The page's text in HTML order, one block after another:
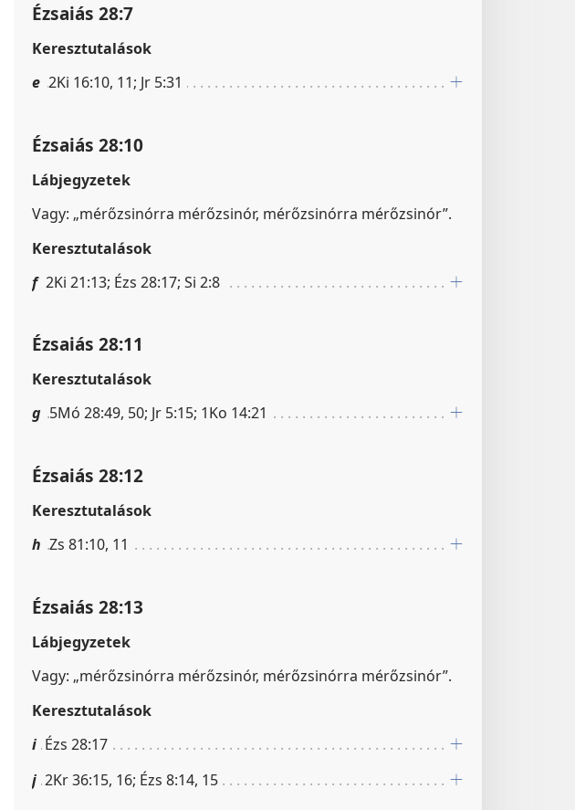
Ézsaiás 28:7
Keresztutalások
e 2Ki 16:10, 11; Jr 5:31
Ézsaiás 28:10
Lábjegyzetek
Vagy: „mérőzsinórra mérőzsinór, mérőzsinórra mérőzsinór”.
Keresztutalások
f 2Ki 21:13; Ézs 28:17; Si 2:8
Ézsaiás 28:11
Keresztutalások
g 5Mó 28:49, 50; Jr 5:15; 1Ko 14:21
Ézsaiás 28:12
Keresztutalások
h Zs 81:10, 11
Ézsaiás 28:13
Lábjegyzetek
Vagy: „mérőzsinórra mérőzsinór, mérőzsinórra mérőzsinór”.
Keresztutalások
i Ézs 28:17
j 2Kr 36:15, 16; Ézs 8:14, 15